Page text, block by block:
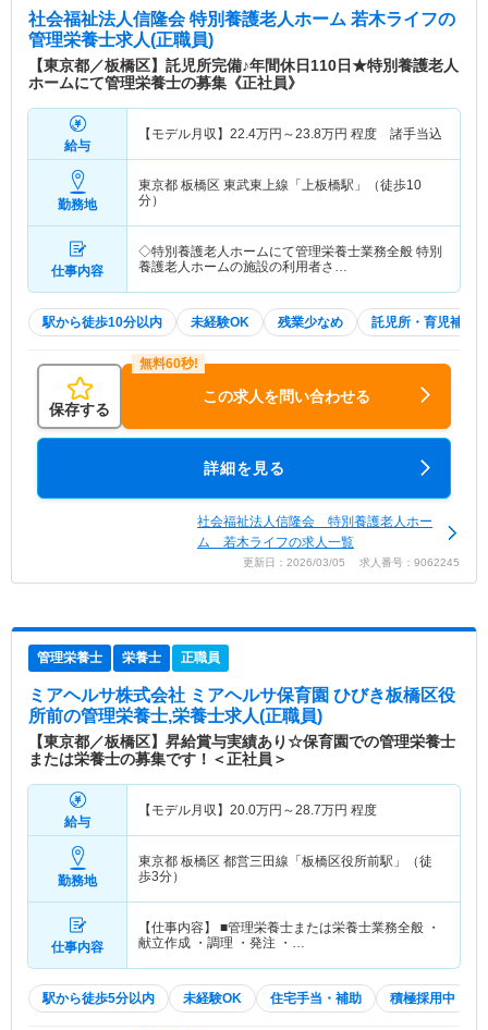
社会福祉法人信隆会 特別養護老人ホーム 若木ライフの
管理栄養士求人(正職員)
【東京都／板橋区】託児所完備♪年間休日110日★特別養護老人
ホームにて管理栄養士の募集《正社員》
給与
【モデル月収】 22.4万円～23.8万円 程度 諸手当込
勤務地
東京都 板橋区 東武東上線「上板橋駅」（徒歩10
分）
仕事内容
◇特別養護老人ホームにて管理栄養士業務全般 特別
養護老人ホームの施設の利用者さ…
駅から徒歩10分以内 未経験OK 残業少なめ 託児所・育児補助
保存する
この求人を問い合わせる
詳細を見る
社会福祉法人信隆会 特別養護老人ホー
ム 若木ライフの求人一覧
更新日：2026/03/05 求人番号：9062245
管理栄養士 栄養士 正職員
ミアヘルサ株式会社 ミアヘルサ保育園 ひびき板橋区役
所前の管理栄養士,栄養士求人(正職員)
【東京都／板橋区】昇給賞与実績あり☆保育園での管理栄養士
または栄養士の募集です！＜正社員＞
給与
【モデル月収】 20.0万円～28.7万円 程度
勤務地
東京都 板橋区 都営三田線「板橋区役所前駅」（徒
歩3分）
仕事内容
【仕事内容】 ■管理栄養士または栄養士業務全般 ・
献立作成 ・調理 ・発注 ・…
駅から徒歩5分以内 未経験OK 住宅手当・補助 積極採用中